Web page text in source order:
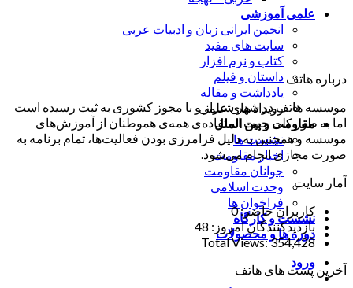
علمی آموزشی
انجمن ایرانی زبان و ادبیات عربی
سایت های مفید
کتاب و نرم افزار
داستان و فیلم
یادداشت و مقاله
رویداد های علمی
مقاومت و بین الملل
نشست ها
اخبار مقاومت
جوانان مقاومت
وحدت اسلامی
فراخوان ها
نشست و کارگاه
دوره ها و محصولات
ورود
درباره هاتف
موسسه هاتف در شهر شیراز و با مجوز کشوری به ثبت رسیده است
اما به طور کلی جهت استفاده‌ی همه‌ی هموطنان از آموزش‌های
موسسه و همچنین به دلیل فرامرزی بودن فعالیت‌ها، تمام برنامه به
صورت مجازی انجام می‌شود.
آمار سایت
کاربران حاضر:0
بازدیدکنندگان امروز: 48
Total Views:354,428
آخرین پست های هاتف